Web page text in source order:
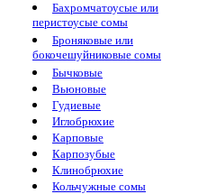
Бахромчатоусые или
перистоусые сомы
Броняковые или
бокочешуйниковые сомы
Бычковые
Вьюновые
Гудиевые
Иглобрюхие
Карповые
Карпозубые
Клинобрюхие
Кольчужные сомы